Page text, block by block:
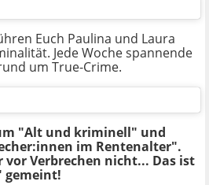
Euch Paulina und Laura
Jede Woche spannende
um True-Crime.
"Alt und kriminell" und
im Rentenalter".
Verbrechen nicht... Das ist
gemeint!